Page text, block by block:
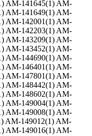
AM-141645(1) AM-
AM-141649(1) AM-
AM-142001(1) AM-
AM-142203(1) AM-
AM-143209(1) AM-
AM-143452(1) AM-
AM-144690(1) AM-
AM-146401(1) AM-
AM-147801(1) AM-
AM-148442(1) AM-
AM-148602(1) AM-
AM-149004(1) AM-
AM-149008(1) AM-
AM-149012(1) AM-
AM-149016(1) AM-